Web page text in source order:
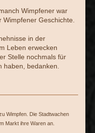
Wimpfener war
Geschichte.
in der
Leben erwecken
Stelle nochmals für
haben, bedanken.
Wimpfen. Die Stadtwachen
Markt ihre Waren an.